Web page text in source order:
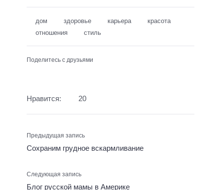
дом здоровье карьера
красота
отношения
стиль
Поделитесь с друзьями
Нравится: 20
Предыдущая запись
Сохраним грудное вскармливание
Следующая запись
Блог русской мамы в Америке